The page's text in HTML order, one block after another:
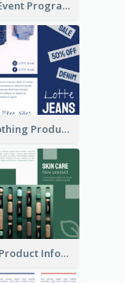
Purple Event Program Tri Fold Brochure
Blue Clothing Product Informational Tri Fold Brochure
Beauty Product Informational Tri Fold Brochure